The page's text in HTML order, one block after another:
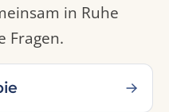
in Ruhe
Fragen.